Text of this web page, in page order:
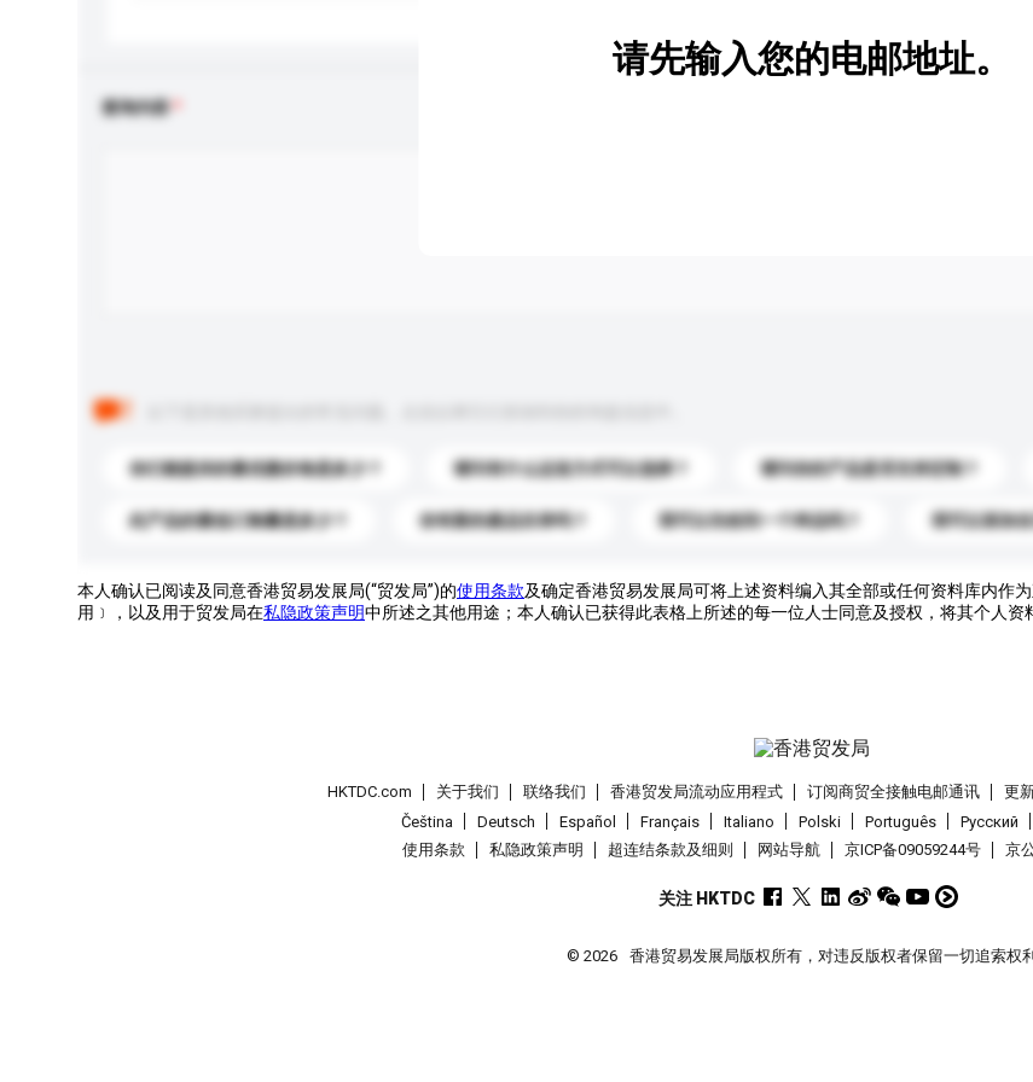
查询内容
你们能提供的最优惠价格是多少？ 请问有什么运送方式可以选择？ 请问你的产品是否支持定制？
此产品的最低订购量是多少？ 你有新的產品目录吗？ 我可以先收到一个样品吗？ 我可以添加
请先输入您的电邮地址。
本人确认已阅读及同意香港贸易发展局(“贸发局”)的使用条款及确定香港贸易发展局可将上述资料编入其全部或任何资料库内作
用﹞，以及用于贸发局在私隐政策声明中所述之其他用途；本人确认已获得此表格上所述的每一位人士同意及授权，将其个人资
HKTDC.com 关于我们 联络我们 香港贸发局流动应用程式 订阅商贸全接触电邮通讯 更
Čeština
Deutsch Español Français Italiano Polski Português Pусский
使用条款
私隐政策声明 超连结条款及细则 网站导航 京ICP备09059244号 京
关注 HKTDC
© 2026 香港贸易发展局版权所有，对违反版权者保留一切追索权利